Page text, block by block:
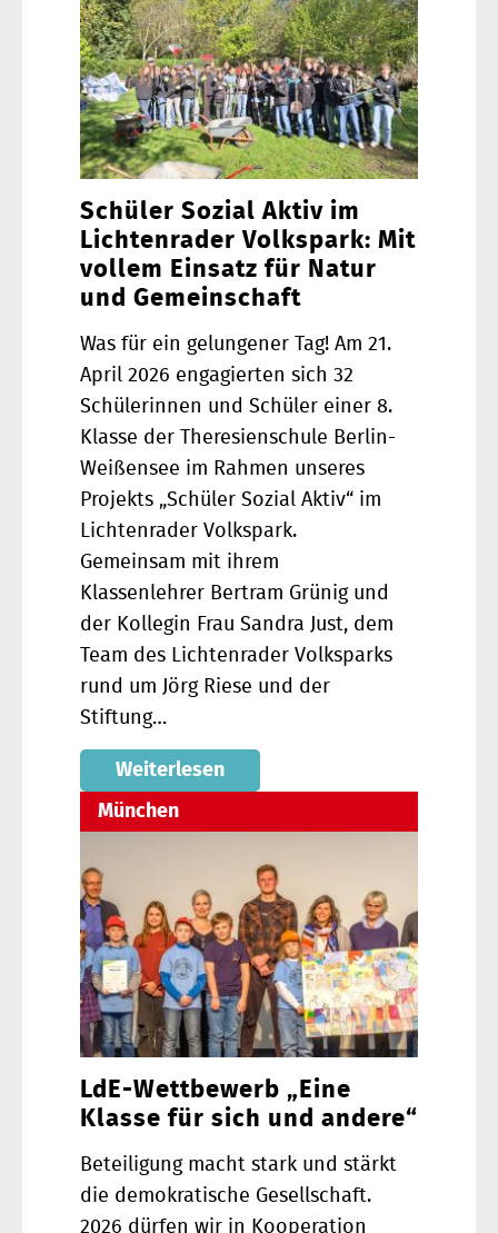
Schüler Sozial Aktiv im
Lichtenrader Volkspark: Mit
vollem Einsatz für Natur
und Gemeinschaft
Was für ein gelungener Tag! Am 21.
April 2026 engagierten sich 32
Schülerinnen und Schüler einer 8.
Klasse der Theresienschule Berlin-
Weißensee im Rahmen unseres
Projekts „Schüler Sozial Aktiv“ im
Lichtenrader Volkspark.
Gemeinsam mit ihrem
Klassenlehrer Bertram Grünig und
der Kollegin Frau Sandra Just, dem
Team des Lichtenrader Volksparks
rund um Jörg Riese und der
Stiftung…
Weiterlesen
München
LdE-Wettbewerb „Eine
Klasse für sich und andere“
Beteiligung macht stark und stärkt
die demokratische Gesellschaft.
2026 dürfen wir in Kooperation